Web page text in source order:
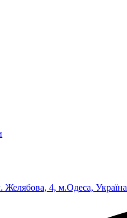
Желябова, 4, м.Одеса, Україна